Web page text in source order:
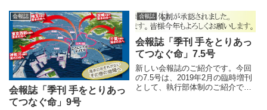
小松川パークマンション防災セミ
ナー実施上小岩第二小学校で防災
キャンプボランティアフェ...
きますので、ぜひご覧ください。
江戸川区中高生 防災フェス2019宇
喜田マンション 防災講話実施2018
年度第2回...
会報誌
会報誌「季刊 手をとりあっ
てつなぐ命」9号
会報誌
会報誌「季刊 手をとりあっ
てつなぐ命」7.5号
新しい会報誌のご紹介です。今回
の7.5号は、2019年2月の臨時増刊
として、執行部体制のご紹介で